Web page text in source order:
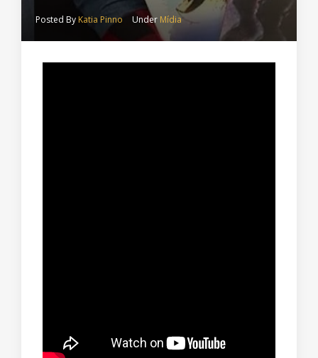
Posted By Katia Pinno Under Mídia